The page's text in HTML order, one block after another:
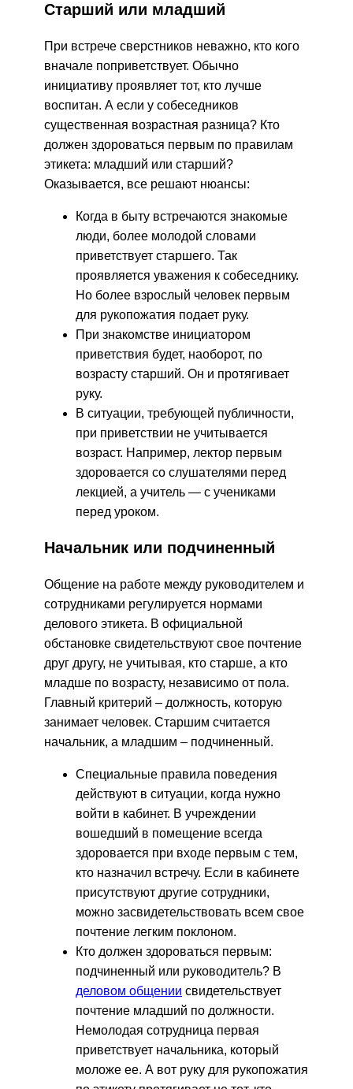
Старший или младший
При встрече сверстников неважно, кто кого
вначале поприветствует. Обычно
инициативу проявляет тот, кто лучше
воспитан. А если у собеседников
существенная возрастная разница? Кто
должен здороваться первым по правилам
этикета: младший или старший?
Оказывается, все решают нюансы:
Когда в быту встречаются знакомые
люди, более молодой словами
приветствует старшего. Так
проявляется уважения к собеседнику.
Но более взрослый человек первым
для рукопожатия подает руку.
При знакомстве инициатором
приветствия будет, наоборот, по
возрасту старший. Он и протягивает
руку.
В ситуации, требующей публичности,
при приветствии не учитывается
возраст. Например, лектор первым
здоровается со слушателями перед
лекцией, а учитель — с учениками
перед уроком.
Начальник или подчиненный
Общение на работе между руководителем и
сотрудниками регулируется нормами
делового этикета. В официальной
обстановке свидетельствуют свое почтение
друг другу, не учитывая, кто старше, а кто
младше по возрасту, независимо от пола.
Главный критерий – должность, которую
занимает человек. Старшим считается
начальник, а младшим – подчиненный.
Специальные правила поведения
действуют в ситуации, когда нужно
войти в кабинет. В учреждении
вошедший в помещение всегда
здоровается при входе первым с тем,
кто назначил встречу. Если в кабинете
присутствуют другие сотрудники,
можно засвидетельствовать всем свое
почтение легким поклоном.
Кто должен здороваться первым:
подчиненный или руководитель? В
деловом общении свидетельствует
почтение младший по должности.
Немолодая сотрудница первая
приветствует начальника, который
моложе ее. А вот руку для рукопожатия